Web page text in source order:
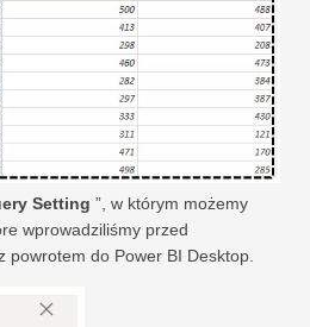
Setting ”, w którym możemy
wprowadziliśmy przed
powrotem do Power BI Desktop.